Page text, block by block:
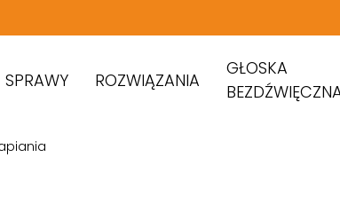
SPRAWY ROZWIĄZANIA
GŁOSKA